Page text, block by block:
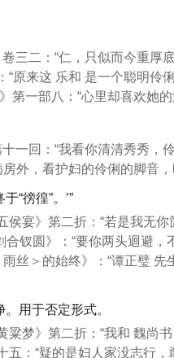
卷三二：“仁，只似而今重厚
“原来这 乐和 是一个聪明
第一部八：“心里却喜欢她
十一回：“我看你清清秀秀，
外，看护妇的伶俐的脚音
“徬徨”。’”
侯宴》第二折：“若是我无
合钗圆》：“要你两头迴避，
丝＞的始终》：“谭正璧
用于否定形式。
粱梦》第二折：“我和 魏尚
五：“疑的是妇人家没志行